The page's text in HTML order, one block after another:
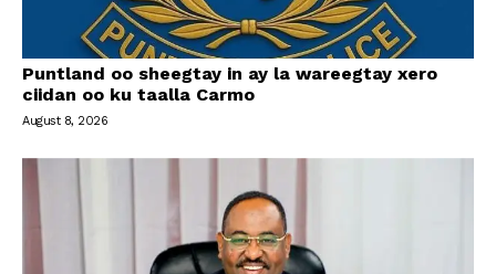
Puntland oo sheegtay in ay la wareegtay xero
ciidan oo ku taalla Carmo
August 8, 2026